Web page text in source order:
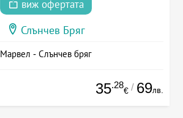
виж офертата
Слънчев Бряг
Марвел - Слънчев бряг
35.28
€ / 69лв.